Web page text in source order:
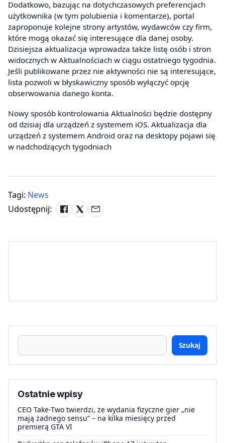
Dodatkowo, bazując na dotychczasowych preferencjach
użytkownika (w tym polubienia i komentarze), portal
zaproponuje kolejne strony artystów, wydawców czy firm,
które mogą okazać się interesujące dla danej osoby.
Dzisiejsza aktualizacja wprowadza także listę osób i stron
widocznych w Aktualnościach w ciągu ostatniego tygodnia.
Jeśli publikowane przez nie aktywności nie są interesujące,
lista pozwoli w błyskawiczny sposób wyłączyć opcję
obserwowania danego konta.
Nowy sposób kontrolowania Aktualności będzie dostępny
od dzisiaj dla urządzeń z systemem iOS. Aktualizacja dla
urządzeń z systemem Android oraz na desktopy pojawi się
w nadchodzących tygodniach
Tagi: News
Udostępnij:
Szukaj
Ostatnie wpisy
CEO Take-Two twierdzi, że wydania fizyczne gier „nie
mają żadnego sensu” – na kilka miesięcy przed
premierą GTA VI